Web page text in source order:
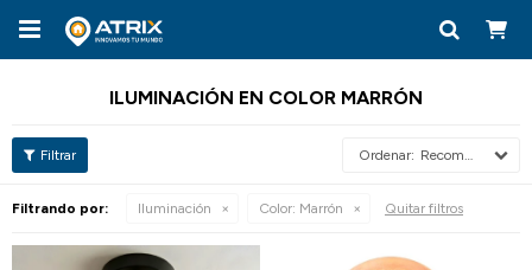

ILUMINACIÓN EN COLOR MARRÓN
Recomendados
Filtrando por: Iluminación Color: Marrón Quitar filtros